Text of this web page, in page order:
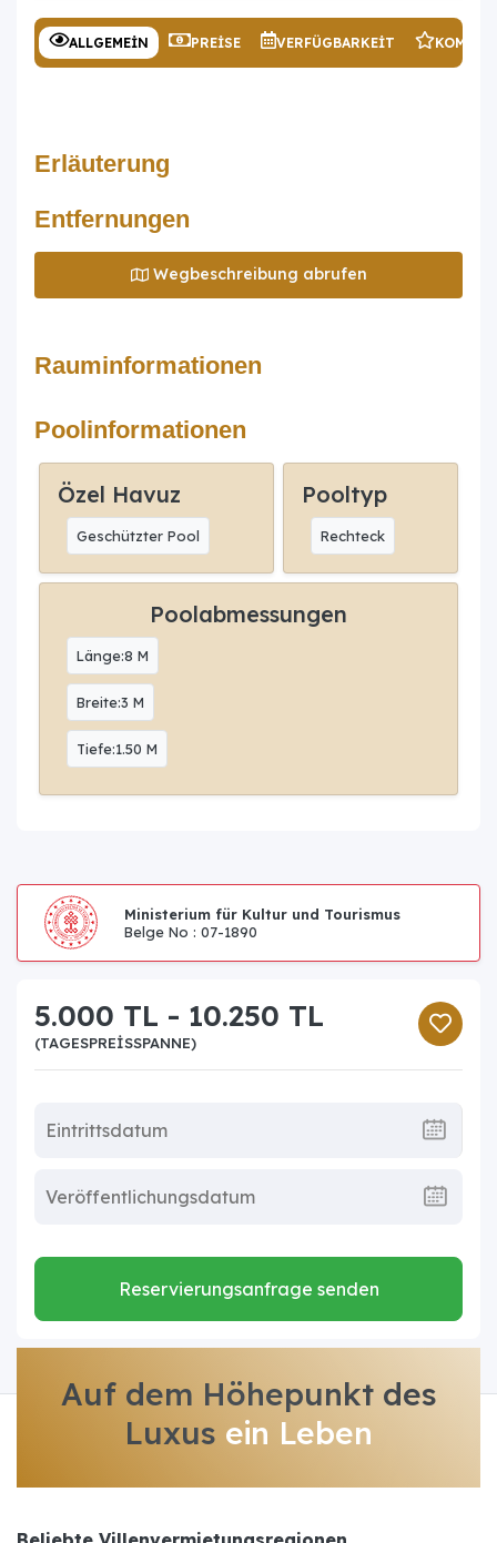
ALLGEMEIN PREISE VERFÜGBARKEIT
Erläuterung
Entfernungen
Wegbeschreibung abrufen
Rauminformationen
Poolinformationen
Özel Havuz
Geschützter Pool
Pooltyp
Rechteck
Poolabmessungen
Länge:8 M
Breite:3 M
Tiefe:1.50 M
Ministerium für Kultur und Tourismus
Belge No : 07-1890
5.000 TL - 10.250 TL
(TAGESPREISSPANNE)
Reservierungsanfrage senden
Auf dem Höhepunkt des
Luxus ein Leben